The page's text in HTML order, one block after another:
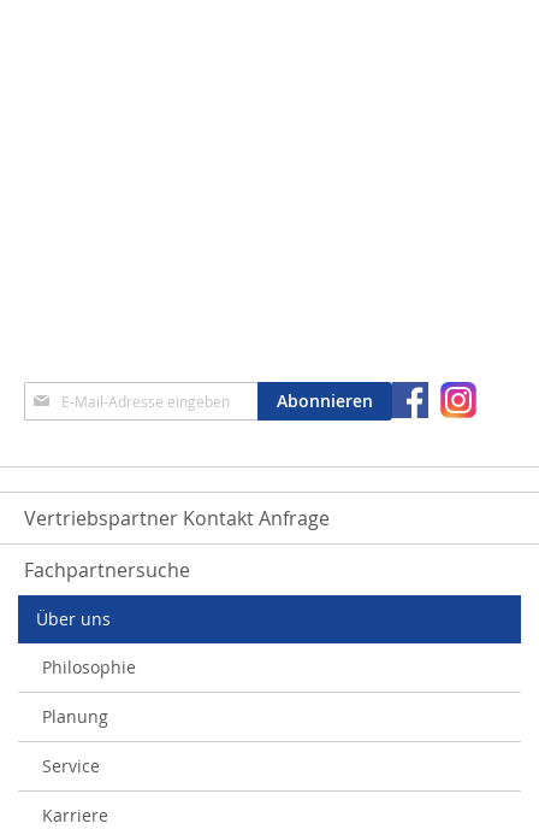
Anmeldung
zum
Abonnieren
Vertriebspartner Kontakt Anfrage
Fachpartnersuche
Über uns
Philosophie
Planung
Service
Karriere